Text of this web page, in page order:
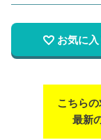
お気に入
こちら
最新